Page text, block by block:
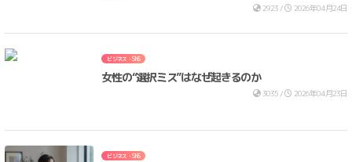
2923 / 2026年04月24日
ビジネス・SNS
女性の“選択ミス”はなぜ起きるのか
3035 / 2026年04月23日
ビジネス・SNS